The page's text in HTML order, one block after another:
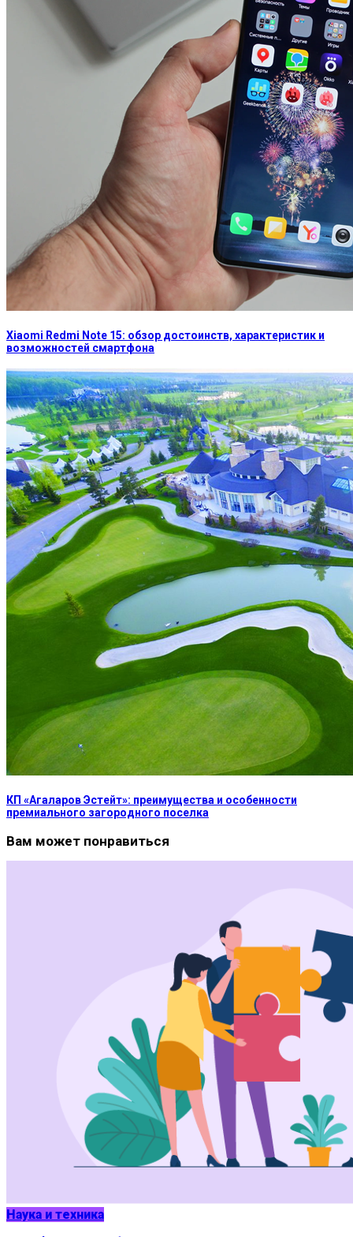
Xiaomi Redmi Note 15: обзор достоинств, характеристик и
возможностей смартфона
КП «Агаларов Эстейт»: преимущества и особенности
премиального загородного поселка
Вам может понравиться
Наука и техника